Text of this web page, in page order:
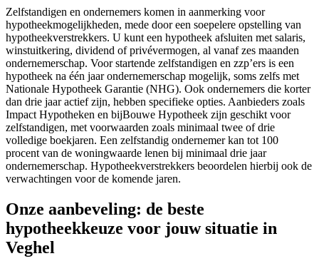
Zelfstandigen en ondernemers komen in aanmerking voor
hypotheekmogelijkheden, mede door een soepelere opstelling van
hypotheekverstrekkers. U kunt een hypotheek afsluiten met salaris,
winstuitkering, dividend of privévermogen, al vanaf zes maanden
ondernemerschap. Voor startende zelfstandigen en zzp’ers is een
hypotheek na één jaar ondernemerschap mogelijk, soms zelfs met
Nationale Hypotheek Garantie (NHG). Ook ondernemers die korter
dan drie jaar actief zijn, hebben specifieke opties. Aanbieders zoals
Impact Hypotheken en bijBouwe Hypotheek zijn geschikt voor
zelfstandigen, met voorwaarden zoals minimaal twee of drie
volledige boekjaren. Een zelfstandig ondernemer kan tot 100
procent van de woningwaarde lenen bij minimaal drie jaar
ondernemerschap. Hypotheekverstrekkers beoordelen hierbij ook de
verwachtingen voor de komende jaren.
Onze aanbeveling: de beste
hypotheekkeuze voor jouw situatie in
Veghel